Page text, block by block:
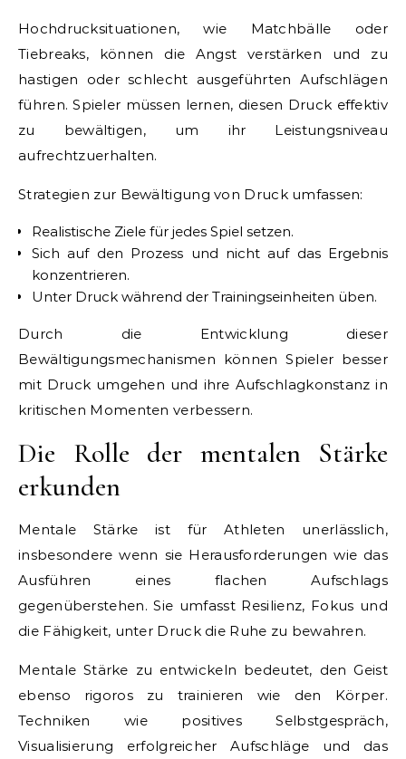
Hochdrucksituationen, wie Matchbälle oder
Tiebreaks, können die Angst verstärken und zu
hastigen oder schlecht ausgeführten Aufschlägen
führen. Spieler müssen lernen, diesen Druck effektiv
zu bewältigen, um ihr Leistungsniveau
aufrechtzuerhalten.
Strategien zur Bewältigung von Druck umfassen:
Realistische Ziele für jedes Spiel setzen.
Sich auf den Prozess und nicht auf das Ergebnis
konzentrieren.
Unter Druck während der Trainingseinheiten üben.
Durch die Entwicklung dieser
Bewältigungsmechanismen können Spieler besser
mit Druck umgehen und ihre Aufschlagkonstanz in
kritischen Momenten verbessern.
Die Rolle der mentalen Stärke
erkunden
Mentale Stärke ist für Athleten unerlässlich,
insbesondere wenn sie Herausforderungen wie das
Ausführen eines flachen Aufschlags
gegenüberstehen. Sie umfasst Resilienz, Fokus und
die Fähigkeit, unter Druck die Ruhe zu bewahren.
Mentale Stärke zu entwickeln bedeutet, den Geist
ebenso rigoros zu trainieren wie den Körper.
Techniken wie positives Selbstgespräch,
Visualisierung erfolgreicher Aufschläge und das